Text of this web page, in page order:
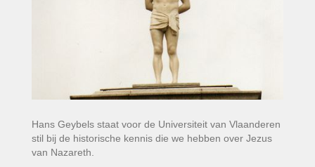
Hans Geybels staat voor de Universiteit van Vlaanderen
stil bij de historische kennis die we hebben over Jezus
van Nazareth.